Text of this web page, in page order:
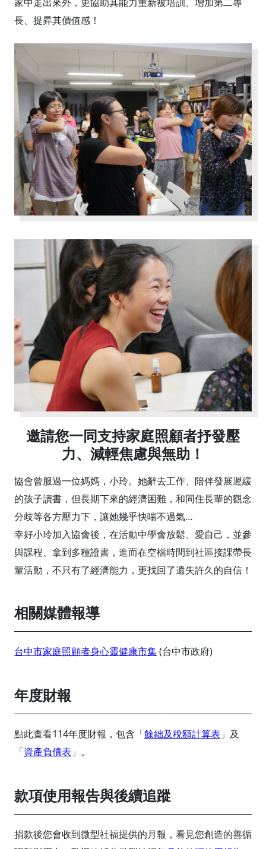
長、提昇其價值感！
邀請您一同支持家庭照顧者抒發壓
力、減輕焦慮與無助！
協會曾服過一位媽媽，小玲。她辭去工作、陪伴發展遲緩
的孩子讀書，但長期下來的經濟困難，和同住長輩的觀念
分歧等各方壓力下，讓她幾乎快喘不過氣…
幸好小玲加入協會後，在活動中學會放鬆、愛自己，並參
與課程、拿到多種證書，進而在空檔時間到社區接課帶長
輩活動，不只有了經濟能力，更找回了遺失許久的自信！
相關媒體報導
台中市家庭照顧者身心靈健康市集(台中市政府)
年度財報
點此查看114年度財報，包含「餘絀及稅額計算表 」及
「資產負債表 」。
款項使用報告與後續追蹤
捐款後您會收到微型社福提供的月報，看見您創造的善循